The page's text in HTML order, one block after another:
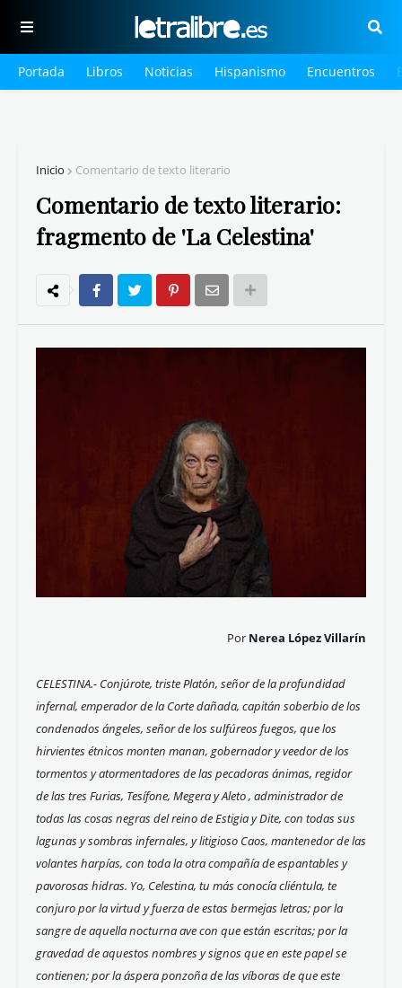
Portada Libros Noticias Hispanismo Encuentros
Inicio Comentario de texto literario
Comentario de texto literario:
fragmento de 'La Celestina'
Por Nerea López Villarín
CELESTINA.- Conjúrote, triste Platón, señor de la profundidad
infernal, emperador de la Corte dañada, capitán soberbio de los
condenados ángeles, señor de los sulfúreos fuegos, que los
hirvientes étnicos monten manan, gobernador y veedor de los
tormentos y atormentadores de las pecadoras ánimas, regidor
de las tres Furias, Tesífone, Megera y Aleto , administrador de
todas las cosas negras del reino de Estigia y Dite, con todas sus
lagunas y sombras infernales, y litigioso Caos, mantenedor de las
volantes harpías, con toda la otra compañía de espantables y
pavorosas hidras. Yo, Celestina, tu más conocía cliéntula, te
conjuro por la virtud y fuerza de estas bermejas letras; por la
sangre de aquella nocturna ave con que están escritas; por la
gravedad de aquestos nombres y signos que en este papel se
contienen; por la áspera ponzoña de las víboras de que este